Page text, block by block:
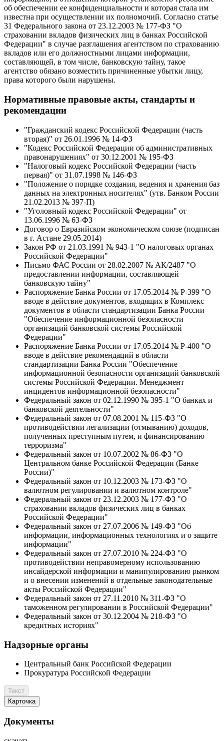
об обеспечении ее конфиденциальности и которая стала им
известна при осуществлении их полномочий. Согласно статье
31 Федерального закона от 23.12.2003 № 177-ФЗ "О
страховании вкладов физических лиц в банках Российской
Федерации" в случае разглашения агентством по страхованию
вкладов или его должностными лицами информации,
составляющей, в том числе, банковскую тайну, такое
агентство обязано возместить причиненные убытки лицу,
права которого были нарушены.
Нормативные правовые акты, стандарты и
рекомендации
"Гражданский кодекс Российской Федерации (часть
вторая)" от 26.01.1996 № 14-ФЗ
"Кодекс Российской Федерации об административных
правонарушениях" от 30.12.2001 № 195-ФЗ
"Налоговый кодекс Российской Федерации (часть
первая)" от 31.07.1998 № 146-ФЗ
"Положение о порядке создания, ведения и хранения баз
данных на электронных носителях" (утв. Банком России
21.02.2013 № 397-П)
"Уголовный кодекс Российской Федерации" от
13.06.1996 № 63-ФЗ
Договор о Евразийском экономическом союзе (подписан
в г. Астане 29.05.2014)
Закон РФ от 21.03.1991 № 943-1 "О налоговых органах
Российской Федерации"
Письмо ФАС России от 28.02.2007 № АК/2487 "О
предоставлении информации, составляющей
банковскую тайну"
Распоряжение Банка России от 17.05.2014 № Р-399 "О
вводе в действие документов, входящих в Комплекс
документов в области стандартизации Банка России
"Обеспечение информационной безопасности
организаций банковской системы Российской
Федерации"
Распоряжение Банка России от 17.05.2014 № Р-400 "О
вводе в действие рекомендаций в области
стандартизации Банка России "Обеспечение
информационной безопасности организаций банковской
системы Российской Федерации. Менеджмент
инцидентов информационной безопасности"
Федеральный закон от 02.12.1990 № 395-1 "О банках и
банковской деятельности"
Федеральный закон от 07.08.2001 № 115-ФЗ "О
противодействии легализации (отмыванию) доходов,
полученных преступным путем, и финансированию
терроризма"
Федеральный закон от 10.07.2002 № 86-ФЗ "О
Центральном банке Российской Федерации (Банке
России)"
Федеральный закон от 10.12.2003 № 173-ФЗ "О
валютном регулировании и валютном контроле"
Федеральный закон от 23.12.2003 № 177-ФЗ "О
страховании вкладов физических лиц в банках
Российской Федерации"
Федеральный закон от 27.07.2006 № 149-ФЗ "Об
информации, информационных технологиях и о защите
информации"
Федеральный закон от 27.07.2010 № 224-ФЗ "О
противодействии неправомерному использованию
инсайдерской информации и манипулированию рынком
и о внесении изменений в отдельные законодательные
акты Российской Федерации"
Федеральный закон от 27.11.2010 № 311-ФЗ "О
таможенном регулировании в Российской Федерации"
Федеральный закон от 30.12.2004 № 218-ФЗ "О
кредитных историях"
Надзорные органы
Центральный банк Российской Федерации
Прокуратура Российской Федерации
Текст
Карточка
Документы